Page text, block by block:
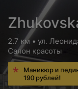
2.7 км • ул.
Салон красоты
Маникюр и
190 рублей!